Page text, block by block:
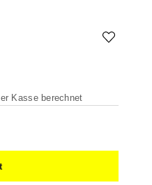
Kasse berechnet